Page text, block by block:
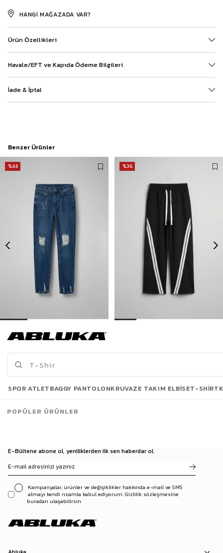
HANGI MAĞAZADA VAR?
Ürün Özellikleri
Havale/EFT ve Kapıda Ödeme Bilgileri
İade & İptal
Benzer Ürünler
%44
499,00 TL
889,90 TL
%36
Son Bakılanlar
E-Bültene abone ol, yeniliklerden ilk sen haberdar ol.
Kampanyalar, ürünler ve değişiklikler hakkında e-mail ve SMS
almayı kendi rızamla kabul ediyorum. Gizlilik sözleşmesine
buradan ulaşabilirsin
SPOR ATLETBAGGY PANTOLONKRUVAZE TAKIM ELBISET-SHIRT
POPÜLER ÜRÜNLER